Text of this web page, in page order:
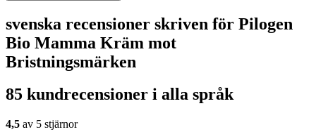
svenska recensioner skriven för Pilogen
Bio Mamma Kräm mot
Bristningsmärken
85 kundrecensioner i alla språk
4,5 av 5 stjärnor